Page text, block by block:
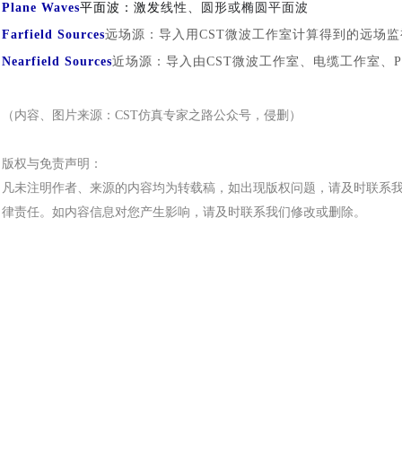
Plane Waves平面波：激发线性、圆形或椭圆平面波
Farfield Sources远场源：导入用 CST微波工作室计算得到的远场
Nearfield Sources近场源：导入由CST微波工作室、电缆工作室、
（内容、图片来源： CST仿真专家之路公众号，侵删）
版权与免责声明：
凡未注明作者、来源的内容均为转载稿，如出现版权问题，请及时联
律责任。如内容信息对您产生影响，请及时联系我们修改或删除。